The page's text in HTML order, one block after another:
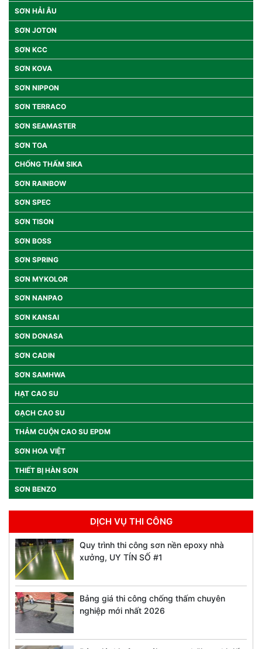
SƠN HẢI ÂU
SƠN JOTON
SƠN KCC
SƠN KOVA
SƠN NIPPON
SƠN TERRACO
SƠN SEAMASTER
SƠN TOA
CHỐNG THẤM SIKA
SƠN RAINBOW
SƠN SPEC
SƠN TISON
SƠN BOSS
SƠN SPRING
SƠN MYKOLOR
SƠN NANPAO
SƠN KANSAI
SƠN DONASA
SƠN CADIN
SƠN SAMHWA
HẠT CAO SU
GẠCH CAO SU
THẢM CUỘN CAO SU EPDM
SƠN HOA VIỆT
THIẾT BỊ HÀN SƠN
SƠN BENZO
DỊCH VỤ THI CÔNG
Quy trình thi công sơn nền epoxy nhà
xưởng, UY TÍN SỐ #1
Bảng giá thi công chống thấm chuyên
nghiệp mới nhất 2026